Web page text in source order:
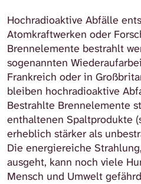
Hochradioaktive Abfälle
Atomkraftwerken oder
Brennelemente bestrahlt
sogenannten
Frankreich oder in
bleiben hochradioaktive
Bestrahlte Brennelemente
enthaltenen Spaltprodukte
erheblich stärker als
Die energiereiche
ausgeht, kann noch viele
Mensch und Umwelt